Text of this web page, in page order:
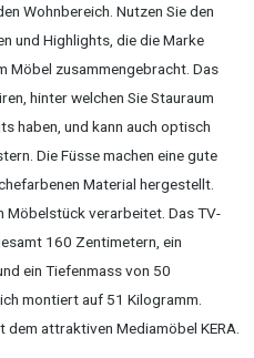
Wohnbereich. Nutzen Sie den
und Highlights, die die Marke
Möbel zusammengebracht. Das
hinter welchen Sie Stauraum
haben, und kann auch optisch
Die Füsse machen eine gute
Material hergestellt.
Möbelstück verarbeitet. Das TV-
160 Zentimetern, ein
ein Tiefenmass von 50
montiert auf 51 Kilogramm.
attraktiven Mediamöbel KERA.